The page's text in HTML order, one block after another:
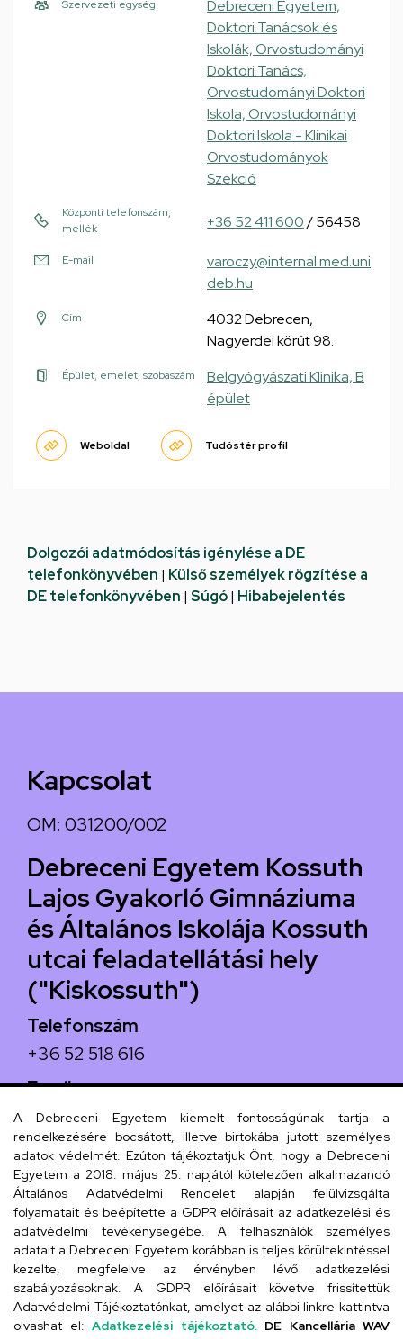
Szervezeti egység
Debreceni Egyetem,
Doktori Tanácsok és
Iskolák, Orvostudományi
Doktori Tanács,
Orvostudományi Doktori
Iskola, Orvostudományi
Doktori Iskola - Klinikai
Orvostudományok
Szekció
Központi telefonszám,
mellék
+36 52 411 600/ 56458
E-mail
varoczy@internal.med.uni
deb.hu
Cím
4032 Debrecen,
Nagyerdei körút 98.
Épület, emelet, szobaszám
Belgyógyászati Klinika, B
épület
Weboldal Tudóstér profil
Dolgozói adatmódosítás igénylése a DE
telefonkönyvében | Külső személyek rögzítése a
DE telefonkönyvében | Súgó| Hibabejelentés
Kapcsolat
OM: 031200/002
Debreceni Egyetem Kossuth
Lajos Gyakorló Gimnáziuma
és Általános Iskolája Kossuth
utcai feladatellátási hely
("Kiskossuth")
Telefonszám
+36 52 518 616
Email
iskola@kossuth-alt.unideb.hu
Cím
4024 Debrecen, Kossuth utca 33.
Szervezeti telefonkönyv
A Debreceni Egyetem kiemelt fontosságúnak tartja a
rendelkezésére bocsátott, illetve birtokába jutott személyes
adatok védelmét. Ezúton tájékoztatjuk Önt, hogy a Debreceni
Egyetem a 2018. május 25. napjától kötelezően alkalmazandó
Általános Adatvédelmi Rendelet alapján felülvizsgálta
folyamatait és beépítette a GDPR előírásait az adatkezelési és
adatvédelmi tevékenységébe. A felhasználók személyes
adatait a Debreceni Egyetem korábban is teljes körültekintéssel
kezelte, megfelelve az érvényben lévő adatkezelési
szabályozásoknak. A GDPR előírásait követve frissítettük
Adatvédelmi Tájékoztatónkat, amelyet az alábbi linkre kattintva
olvashat el: Adatkezelési tájékoztató. DE Kancellária WAV